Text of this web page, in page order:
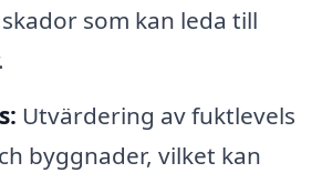
som kan leda till
Utvärdering av fuktlevels
byggnader, vilket kan